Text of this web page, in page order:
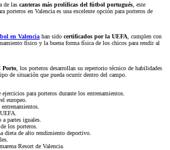
de las canteras más prolíficas del fútbol portugués , este
porteros en Valencia es una excelente opción para porteros de
en Valencia han sido certificados por la UEFA , cumplen con
físico y la buena forma física de los chicos para rendir al
Porto , los porteros desarrollan su repertorio técnico de habilidades
de situación que pueda ocurrir dentro del campo.
para porteros durante los entrenamientos.
europeo.
partes iguales.
los porteros.
dieta de alto rendimiento deportivo.
Resort de Valencia.